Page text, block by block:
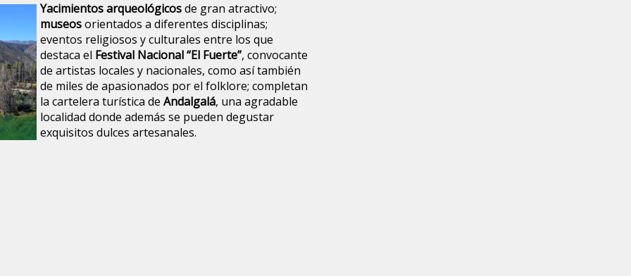
Yacimientos arqueológicosde gran atractivo;
museosorientados a diferentes disciplinas;
eventos religiosos y culturales entre los que
destaca el Festival Nacional “El Fuerte”, convocante
de artistas locales y nacionales, como así también
de miles de apasionados por el folklore; completan
la cartelera turística de Andalgalá, una agradable
localidad donde además se pueden degustar
exquisitos dulces artesanales.